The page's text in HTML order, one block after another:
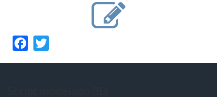
Facebook